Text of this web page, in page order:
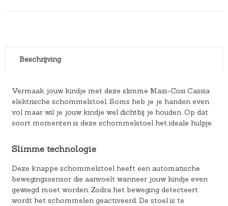
Beschrijving
Vermaak jouw kindje met deze slimme Maxi-Cosi Cassia
elektrische schommelstoel. Soms heb je je handen even
vol maar wil je jouw kindje wel dichtbij je houden. Op dat
soort momenten is deze schommelstoel het ideale hulpje.
Slimme technologie
Deze knappe schommelstoel heeft een automatische
bewegingssensor die aanvoelt wanneer jouw kindje even
gewiegd moet worden. Zodra het beweging detecteert
wordt het schommelen geactiveerd. De stoel is te